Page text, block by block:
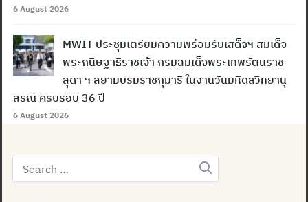
6 August 2026
MWIT ประชุมเตรียมความพร้อมรับเสด็จฯ สมเด็จ
พระกนิษฐาธิราชเจ้า กรมสมเด็จพระเทพรัตนราช
สุดา ฯ สยามบรมราชกุมารี ในงานวันมหิดลวิทยานุ
สรณ์ ครบรอบ 36 ปี
6 August 2026
Search
for: